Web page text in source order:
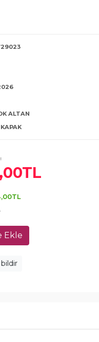
ALTAN
,00TL
,00TL
Ekle